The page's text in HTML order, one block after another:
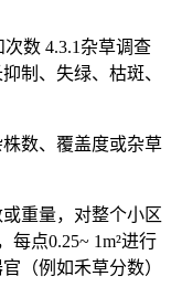
次数 4.3.1杂草调查
制、失绿、枯斑、
数、覆盖度或杂草
重量，对整个小区
每点0.25~ 1m²进行
（例如禾草分数）